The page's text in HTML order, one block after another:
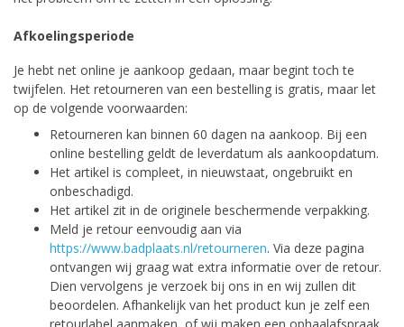
Afkoelingsperiode
Je hebt net online je aankoop gedaan, maar begint toch te
twijfelen. Het retourneren van een bestelling is gratis, maar let
op de volgende voorwaarden:
Retourneren kan binnen 60 dagen na aankoop. Bij een
online bestelling geldt de leverdatum als aankoopdatum.
Het artikel is compleet, in nieuwstaat, ongebruikt en
onbeschadigd.
Het artikel zit in de originele beschermende verpakking.
Meld je retour eenvoudig aan via
https://www.badplaats.nl/retourneren. Via deze pagina
ontvangen wij graag wat extra informatie over de retour.
Dien vervolgens je verzoek bij ons in en wij zullen dit
beoordelen. Afhankelijk van het product kun je zelf een